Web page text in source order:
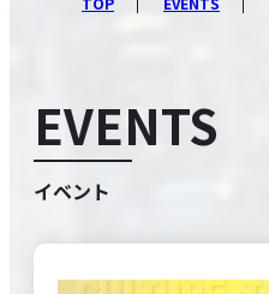
EVENTS
イベント